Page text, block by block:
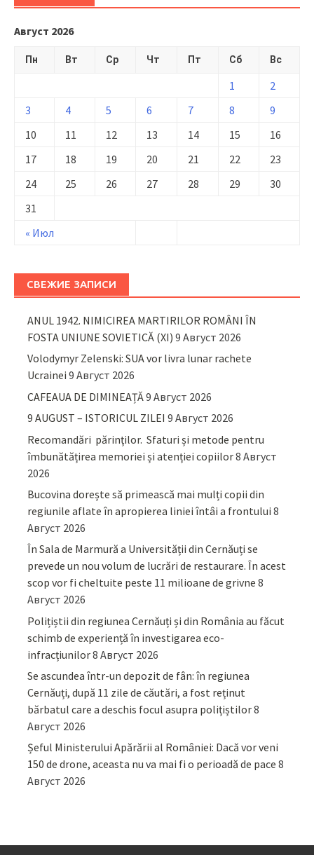
Август 2026
Пн Вт Ср Чт Пт Сб Вс
« Июл
1
2
3
4 5 6 7 8
9
10
11 12 13 14 15
16
17
18 19 20 21 22
23
24
25 26 27 28 29
30
31
СВЕЖИЕ ЗАПИСИ
ANUL 1942. NIMICIREA MARTIRILOR ROMÂNI ÎN
FOSTA UNIUNE SOVIETICĂ (XI) 9 Август 2026
Volodymyr Zelenski: SUA vor livra lunar rachete
Ucrainei 9 Август 2026
CAFEAUA DE DIMINEAȚĂ9 Август 2026
9 AUGUST – ISTORICUL ZILEI 9 Август 2026
Recomandări părinţilor. Sfaturi și metode pentru
îmbunătățirea memoriei și atenției copiilor8 Август
2026
Bucovina dorește să primească mai mulți copii din
regiunile aflate în apropierea liniei întâi a frontului 8
Август 2026
În Sala de Marmură a Universității din Cernăuți se
prevede un nou volum de lucrări de restaurare. În acest
scop vor fi cheltuite peste 11 milioane de grivne 8
Август 2026
Polițiștii din regiunea Cernăuți și din România au făcut
schimb de experiență în investigarea eco-
infracțiunilor8 Август 2026
Se ascundea într-un depozit de fân: în regiunea
Cernăuți, după 11 zile de căutări, a fost reținut
bărbatul care a deschis focul asupra polițiștilor8
Август 2026
Șeful Ministerului Apărării al României: Dacă vor veni
150 de drone, aceasta nu va mai fi o perioadă de pace 8
Август 2026